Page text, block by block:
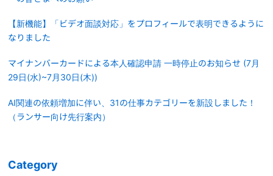
【新機能】「ビデオ面談対応」をプロフィールで表明できるように
なりました
マイナンバーカードによる本人確認申請 一時停止のお知らせ (7月
29日(水)~7月30日(木))
AI関連の依頼増加に伴い、31の仕事カテゴリーを新設しました！
（ランサー向け先行案内）
Category